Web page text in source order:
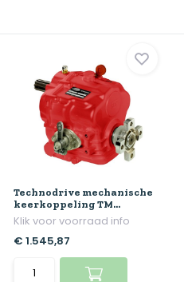
Technodrive mechanische
keerkoppeling TM...
Klik voor voorraad info
€ 1.545,87